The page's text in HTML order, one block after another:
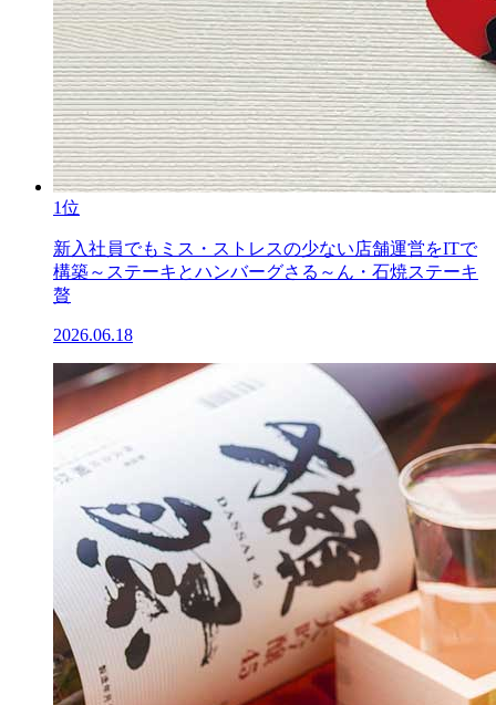
1位
新入社員でもミス・ストレスの少ない店舗運営をITで
構築～ステーキとハンバーグさる～ん・石焼ステーキ
贅
2026.06.18